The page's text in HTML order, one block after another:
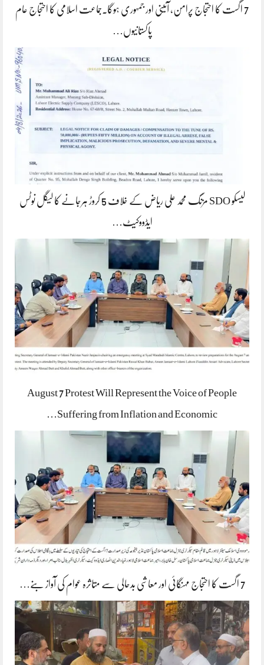
7 اگست کا احتجاج پرامن، آئینی اور جمہوری ہوگا۔جماعت اسلامی کا احتجاج عام
پاکستانیوں…
لیسکو SDO مزنگ محمد علی ریاض کے خلاف 5 کروڑ ہرجانے کا لیگل نوٹس
ایڈووکیٹ…
August 7 Protest Will Represent the Voice of People
Suffering from Inflation and Economic…
7 اگست کا احتجاج مہنگائی اور معاشی بدحالی سے متاثرہ عوام کی آواز بنے…